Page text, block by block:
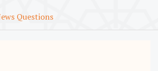
Questions